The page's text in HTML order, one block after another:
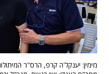
מימין: יענקל'ה קרפ, הרס"ר